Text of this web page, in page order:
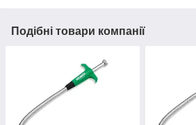
Подібні товари компанії